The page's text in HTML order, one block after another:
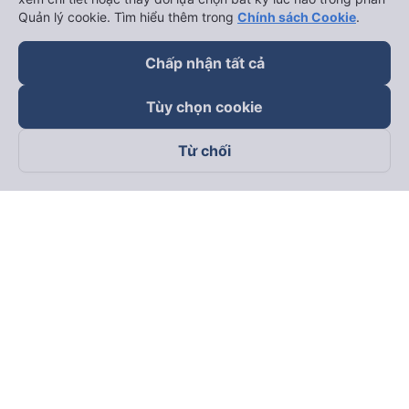
Theo dõi chúng tôi trên
Quản lý cookie. Tìm hiểu thêm trong Chính sách Cookie.
Chấp nhận tất cả
Tùy chọn cookie
Từ chối